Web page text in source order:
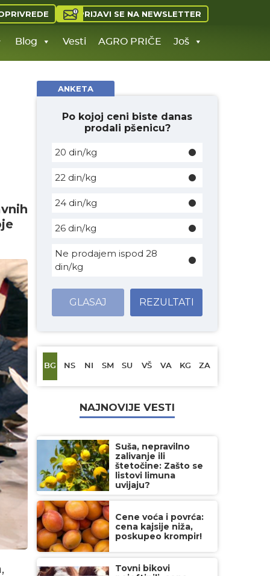
PRIJAVI SE NA NEWSLETTER
Blog Vesti AGRO PRIČE Još
ANKETA
Po kojoj ceni biste danas
prodali pšenicu?
20 din/kg
22 din/kg
24 din/kg
26 din/kg
Ne prodajem ispod 28
din/kg
GLASAJ REZULTATI
BG NS NI SM SU VŠ VA KG ZA
NAJNOVIJE VESTI
Suša, nepravilno
zalivanje ili
štetočine: Zašto se
listovi limuna
uvijaju?
Cene voća i povrća:
cena kajsije niža,
poskupeo krompir!
Tovni bikovi